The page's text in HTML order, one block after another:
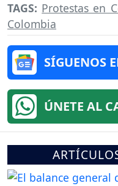
TAGS: Protestas en
Colombia
SÍGUENOS
ÚNETE AL